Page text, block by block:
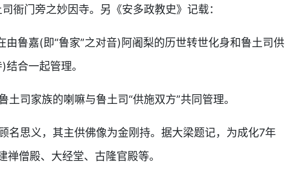
衙门旁之妙因寺。另《安多政教史》记载：
鲁嘉(即“鲁家”之对音)阿阇梨的历世转世化身和鲁土司供
合一起管理。
司家族的喇嘛与鲁土司“供施双方”共同管理。
名思义，其主供佛像为金刚持。据大梁题记，为成化7年
僧殿、大经堂、古隆官殿等。